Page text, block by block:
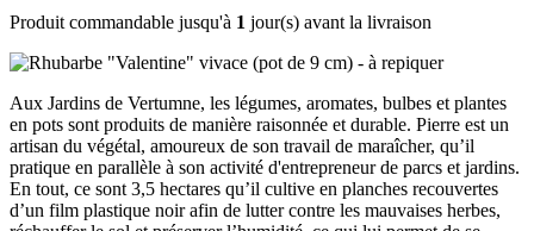
Produit commandable jusqu'à 1 jour(s) avant la livraison
Aux Jardins de Vertumne, les légumes, aromates, bulbes et plantes
en pots sont produits de manière raisonnée et durable. Pierre est un
artisan du végétal, amoureux de son travail de maraîcher, qu’il
pratique en parallèle à son activité d'entrepreneur de parcs et jardins.
En tout, ce sont 3,5 hectares qu’il cultive en planches recouvertes
d’un film plastique noir afin de lutter contre les mauvaises herbes,